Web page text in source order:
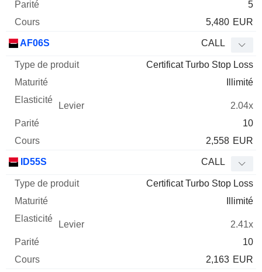
5
5,480 EUR
AF06S CALL
Certificat Turbo Stop Loss
Illimité
2.04x
10
2,558 EUR
ID55S CALL
Certificat Turbo Stop Loss
Illimité
2.41x
10
2,163 EUR